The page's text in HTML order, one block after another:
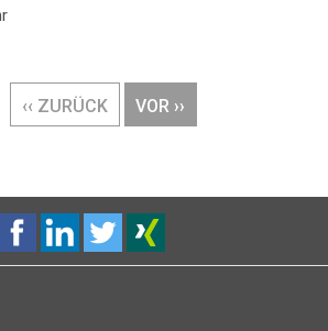
VORHERIGE
SEITE
‹‹ ZURÜCK
NÄCHSTE
SEITE
VOR ››